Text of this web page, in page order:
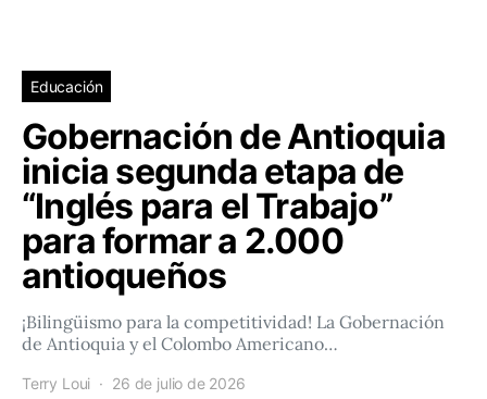
Educación
Gobernación de Antioquia
inicia segunda etapa de
“Inglés para el Trabajo”
para formar a 2.000
antioqueños
¡Bilingüismo para la competitividad! La Gobernación
de Antioquia y el Colombo Americano…
Terry Loui 26 de julio de 2026